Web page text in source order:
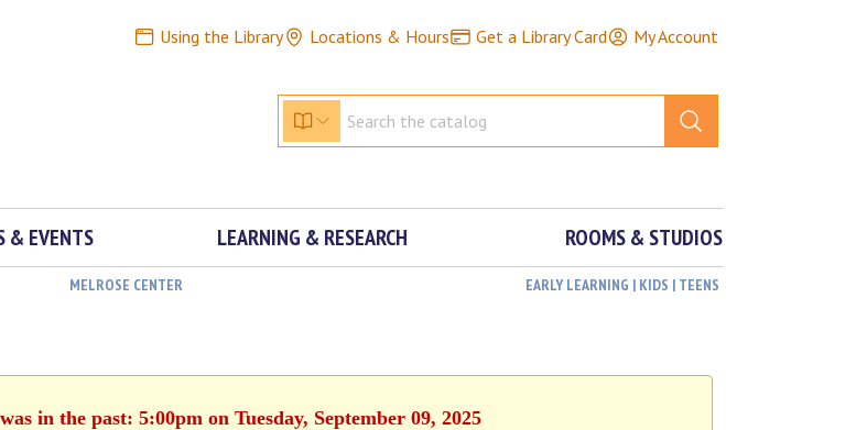
Using the Library Locations & Hours Get a Library Card My Account
& EVENTS LEARNING & RESEARCH ROOMS & STUDIOS
MELROSE CENTER EARLY LEARNING | KIDS | TEENS
in the past: 5:00pm on Tuesday, September 09, 2025